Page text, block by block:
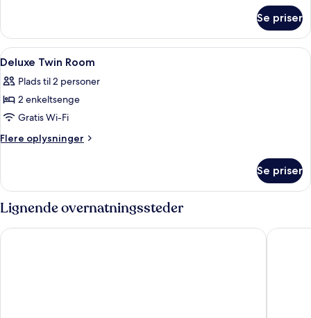
Balcony
double
Room
with
Se priser
Indlæs
alle
billeder
af
Deluxe
Twin
Et hotelværelse med en stor seng,
6
Deluxe Twin Room
Plads til 2 personer
2 enkeltsenge
Gratis Wi-Fi
Flere oplysninger
Flere
Twin
Se priser
Lignende overnatningssteder
Maldron Hotel Liverpool City The